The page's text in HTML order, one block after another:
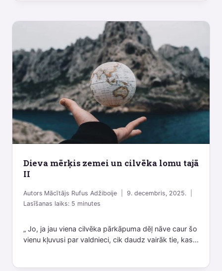
Dieva mērķis zemei un cilvēka lomu tajā
II
Autors Mācītājs Rufus Adžiboije
9. decembris, 2025.
Lasīšanas laiks:5 minutes
„ Jo, ja jau viena cilvēka pārkāpuma dēļ nāve caur šo
vienu kļuvusi par valdnieci, cik daudz vairāk tie, kas...